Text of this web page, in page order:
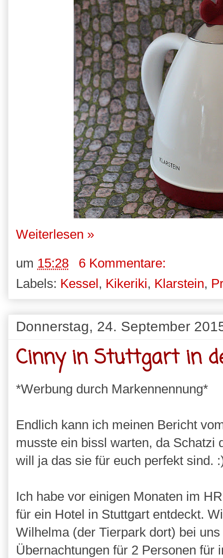
Weiterlesen »
um 15:28
6 Kommentare:
Labels: Kessel, Kikeriki, Klarstein,
Donnerstag, 24. September
Cinny in Stuttgart in
*Werbung durch Markennennung*
Endlich kann ich meinen Bericht
musste ein bissl warten, da Schatzi
will ja das sie für euch perfekt sind.
Ich habe vor einigen Monaten im
für ein Hotel in Stuttgart entdeckt.
Wilhelma (der Tierpark dort) bei
Übernachtungen für 2 Personen für